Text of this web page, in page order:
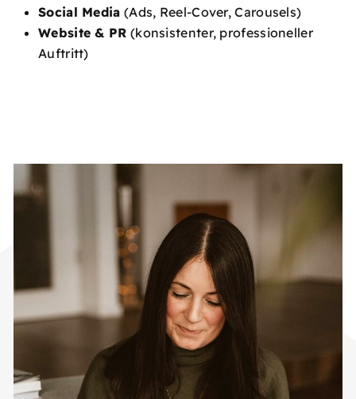
Social Media (Ads, Reel-Cover, Carousels)
Website & PR (konsistenter, professioneller
Auftritt)